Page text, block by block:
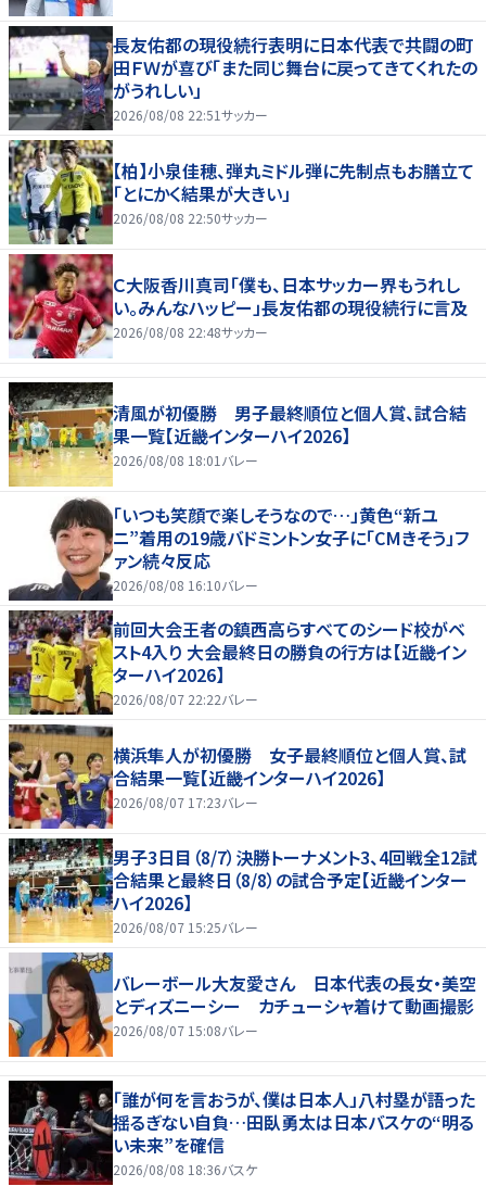
長友佑都の現役続行表明に日本代表で共闘の町
田ＦＷが喜び「また同じ舞台に戻ってきてくれたの
がうれしい」
2026/08/08 22:51サッカー
【柏】小泉佳穂、弾丸ミドル弾に先制点もお膳立て
「とにかく結果が大きい」
2026/08/08 22:50サッカー
Ｃ大阪香川真司「僕も、日本サッカー界もうれし
い。みんなハッピー」長友佑都の現役続行に言及
2026/08/08 22:48サッカー
清風が初優勝 男子最終順位と個人賞、試合結
果一覧【近畿インターハイ2026】
2026/08/08 18:01 バレー
「いつも笑顔で楽しそうなので…」黄色“新ユ
ニ”着用の19歳バドミントン女子に「CMきそう」フ
ァン続々反応
2026/08/08 16:10バレー
前回大会王者の鎮西高らすべてのシード校がベ
スト4入り 大会最終日の勝負の行方は【近畿イン
ターハイ2026】
2026/08/07 22:22バレー
横浜隼人が初優勝 女子最終順位と個人賞、試
合結果一覧【近畿インターハイ2026】
2026/08/07 17:23バレー
男子3日目（8/7）決勝トーナメント3、4回戦全12試
合結果と最終日（8/8）の試合予定【近畿インター
ハイ2026】
2026/08/07 15:25バレー
バレーボール大友愛さん 日本代表の長女・美空
とディズニーシー カチューシャ着けて動画撮影
2026/08/07 15:08バレー
「誰が何を言おうが、僕は日本人」八村塁が語った
揺るぎない自負…田臥勇太は日本バスケの“明る
い未来”を確信
2026/08/08 18:36バスケ